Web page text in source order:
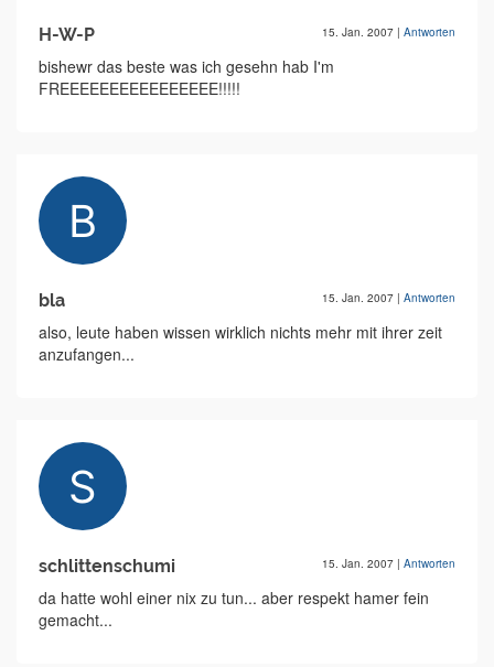
H-W-P 15. Jan. 2007 | Antworten
bishewr das beste was ich gesehn hab I'm
FREEEEEEEEEEEEEEEE!!!!!
bla 15. Jan. 2007 | Antworten
also, leute haben wissen wirklich nichts mehr mit ihrer zeit
anzufangen...
schlittenschumi 15. Jan. 2007 | Antworten
da hatte wohl einer nix zu tun... aber respekt hamer fein
gemacht...